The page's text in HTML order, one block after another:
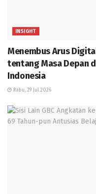
INSIGHT
Menembus Arus
tentang Masa Depan
Indonesia
Rabu, 29 Jul 2026